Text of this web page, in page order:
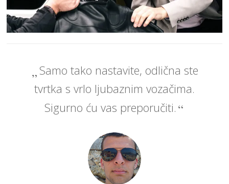
Samo tako nastavite, odlična ste
tvrtka s vrlo ljubaznim vozačima.
Sigurno ću vas preporučiti.